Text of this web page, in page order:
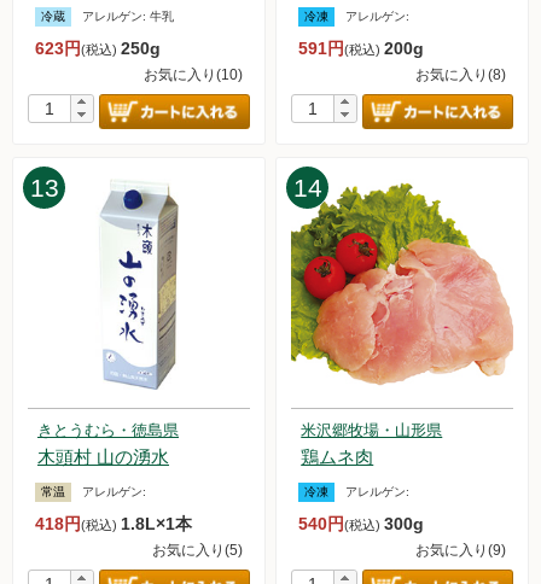
た。
2024.6.22【毎週土曜日更新！】品ものアイテムを更新しまし
2024.6.15【毎週土曜日更新！】品ものアイテムを更新しまし
た。
た。
2024.6.1【毎週土曜日更新！】品ものアイテムを更新しまし
2024.5.25【毎週土曜日更新！】品ものアイテムを更新しまし
2024.5.18【毎週土曜日更新！】品ものアイテムを更新しまし
2024.5.17【重要なお知らせ】アイスキャンデー＆アイスクリ
ームセットの価格改定について
2024.5.11【毎週土曜日更新！】品ものアイテムを更新しまし
た。
2024.5.4【毎週土曜日更新！】品ものアイテムを更新しまし
た。
2024.4.27【毎週土曜日更新！】品ものアイテムを更新しまし
2024.4.20【毎週土曜日更新！】品ものアイテムを更新しまし
冷蔵 アレルゲン: 牛乳
623円(税込) 250g
お気に入り(10)
冷凍 アレルゲン:
591円(税込)200g
お気に入り(8)
13
きとうむら・徳島県
木頭村 山の湧水
常温 アレルゲン:
418円(税込) 1.8L×1本
お気に入り(5)
14
米沢郷牧場・山形県
鶏ムネ肉
冷凍 アレルゲン:
540円(税込)300g
お気に入り(9)